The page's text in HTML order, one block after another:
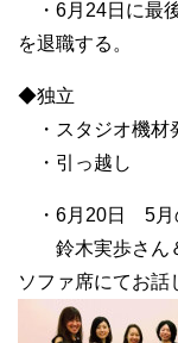
・6月24日に最
を退職する。
◆独立
・スタジオ機材
・引っ越し
・6月20日 5月
鈴木実歩さん＆
ソファ席にてお話